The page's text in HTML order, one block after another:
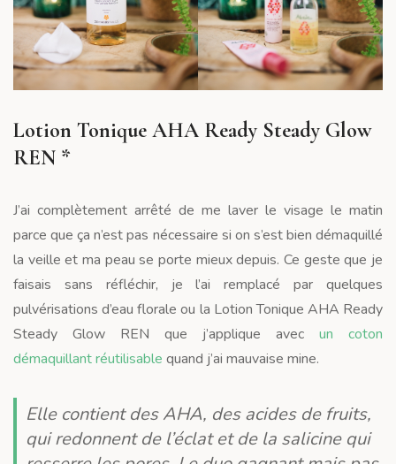
Lotion Tonique AHA Ready Steady Glow
REN *
J’ai complètement arrêté de me laver le visage le matin
parce que ça n’est pas nécessaire si on s’est bien démaquillé
la veille et ma peau se porte mieux depuis. Ce geste que je
faisais sans réfléchir, je l’ai remplacé par quelques
pulvérisations d’eau florale ou la Lotion Tonique AHA Ready
Steady Glow REN que j’applique avec un coton
démaquillant réutilisable quand j’ai mauvaise mine.
Elle contient des AHA, des acides de fruits,
qui redonnent de l’éclat et de la salicine qui